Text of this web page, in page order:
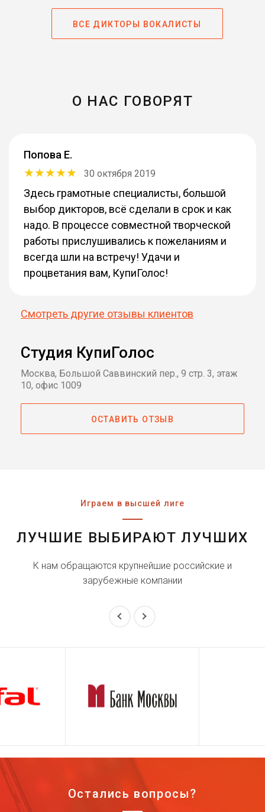
ВСЕ ДИКТОРЫ ВОКАЛИСТЫ
О НАС ГОВОРЯТ
Попова Е.
30 октября 2019
Здесь грамотные специалисты, большой
выбор дикторов, всё сделали в срок и как
надо. В процессе совместной творческой
работы прислушивались к пожеланиям и
всегда шли на встречу! Удачи и
процветания вам, КупиГолос!
Смотреть другие отзывы клиентов
Студия КупиГолос
Москва, Большой Саввинский пер., 9 стр. 3, этаж
10, офис 1009
ОСТАВИТЬ ОТЗЫВ
Играем в высшей лиге
ЛУЧШИЕ ВЫБИРАЮТ ЛУЧШИХ
К нам обращаются крупнейшие российские и
зарубежные компании
Остались вопросы?